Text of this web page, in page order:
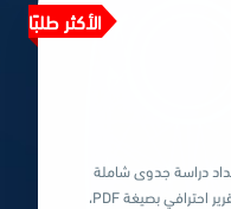
دراسة جدوى شاملة
بسهولة ودقة عالية، مع تحليل فوري، وتقرير احترافي بصيغة PDF،
الأكثر طلبًا
كتابي، بالإضافة إلى 6 أشهر من التعديلات على
بثبات نحو النجاح.